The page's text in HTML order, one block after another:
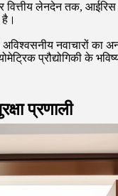
लेनदेन तक, आईरिस
है।
नवाचारों का
प्रौद्योगिकी के
प्रणाली